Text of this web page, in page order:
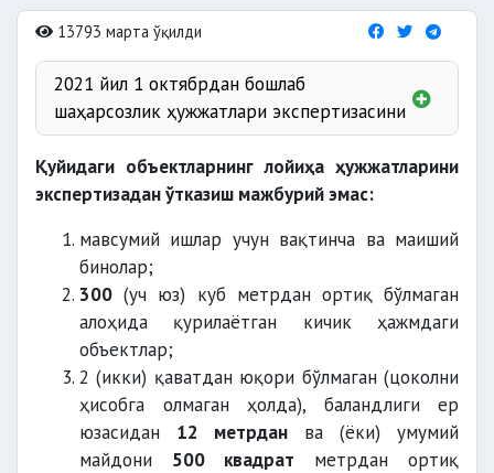
13793 марта ўқилди
2021 йил 1 октябрдан бошлаб
шаҳарсозлик ҳужжатлари экспертизасини
Шаффоф қурилиш
Қуйидаги объектларнинг лойиҳа ҳужжатларини
экспертизадан ўтказиш мажбурий эмас:
мавсумий ишлар учун вақтинча ва маиший
бинолар;
300 (уч юз) куб метрдан ортиқ бўлмаган
алоҳида қурилаётган кичик ҳажмдаги
объектлар;
2 (икки) қаватдан юқори бўлмаган (цоколни
ҳисобга олмаган ҳолда), баландлиги ер
юзасидан 12 метрдан ва (ёки) умумий
майдони 500 квадрат метрдан ортиқ